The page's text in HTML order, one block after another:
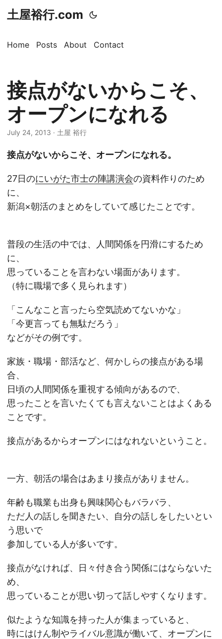
土屋裕行.com
Home Posts About Contact
接点がないからこそ、
オープンになれる
July 24, 2013 · 土屋 裕行
接点がないからこそ、オープンになれる。
27日のにいがた市士の陣講演会の資料作りのため
に、
新潟×朝活のまとめをしていて感じたことです。
普段の生活の中では、人間関係を円滑にするため
に、
思っていることを言わない場面があります。
（特に職場で多く見られます）
「こんなこと言ったら空気読めてないかな」
「今更言っても無駄だろう」
などがその例です。
家族・職場・部活など、何かしらの接点がある場
合、
日頃の人間関係を重視する傾向があるので、
思ったことを言いたくても言えないことはよくある
ことです。
接点があるからオープンにはなれないということ。
一方、朝活の場合はあまり接点がありません。
年齢も職業も出身も興味関心もバラバラ、
ただ人の話しを聞きたい、自分の話しをしたいとい
う思いで
参加している人が多いです。
接点がなければ、日々付き合う関係にはならないた
め、
思っていることが思い切って話しやすくなります。
似たような知識を持った人が集まっていると、
時にはけん制やライバル意識が働いて、オープンに